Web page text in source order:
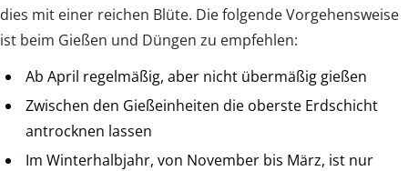
dies mit einer reichen Blüte. Die folgende Vorgehensweise
ist beim Gießen und Düngen zu empfehlen:
Ab April regelmäßig, aber nicht übermäßig gießen
Zwischen den Gießeinheiten die oberste Erdschicht
antrocknen lassen
Im Winterhalbjahr, von November bis März, ist nur